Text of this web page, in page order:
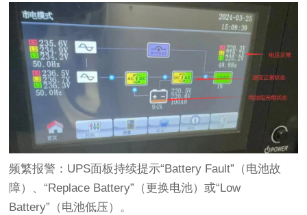
频繁报警：UPS面板持续提示“Battery Fault”（电池故
障）、“Replace Battery”（更换电池）或“Low
Battery”（电池低压）。